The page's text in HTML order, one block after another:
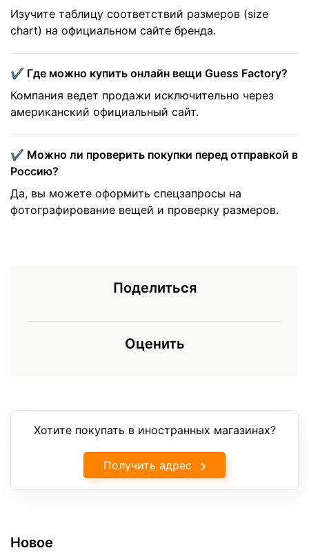
Изучите таблицу соответствий размеров (size
chart) на официальном сайте бренда.
✔️ Где можно купить онлайн вещи Guess Factory?
Компания ведет продажи исключительно через
американский официальный сайт.
✔️ Можно ли проверить покупки перед отправкой в
Россию?
Да, вы можете оформить спецзапросы на
фотографирование вещей и проверку размеров.
Поделиться
Оценить
Хотите покупать в иностранных магазинах?
Получить адрес
Новое